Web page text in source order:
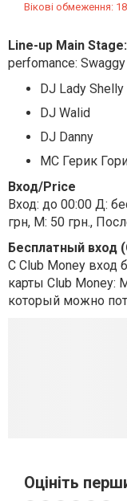
Вікові обмеження:
Line-up Main Stage:
perfomance:
DJ Lady Shelly
DJ Walid
DJ Danny
МC Герик
Вход/Price
Вход: до 00:00 Д:
грн, М: 50 грн.,
Бесплатный вход
С Club Money вход
карты Club Money:
который можно
Оцініть